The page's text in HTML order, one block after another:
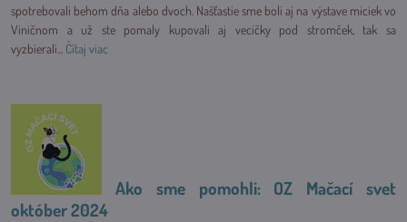
spotrebovali behom dňa alebo dvoch. Našťastie sme boli aj na výstave miciek vo
Viničnom a už ste pomaly kupovali aj vecičky pod stromček, tak sa
vyzbierali... Čítaj viac
Ako sme pomohli: OZ Mačací svet
október 2024